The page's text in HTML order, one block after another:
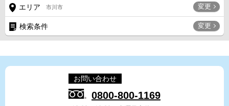
エリア 市川市 変更
検索条件 変更
お問い合わせ
0800-800-1169